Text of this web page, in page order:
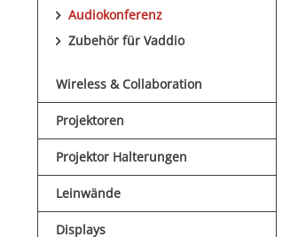
Audiokonferenz
Zubehör für Vaddio
Wireless & Collaboration
Projektoren
Projektor Halterungen
Leinwände
Displays